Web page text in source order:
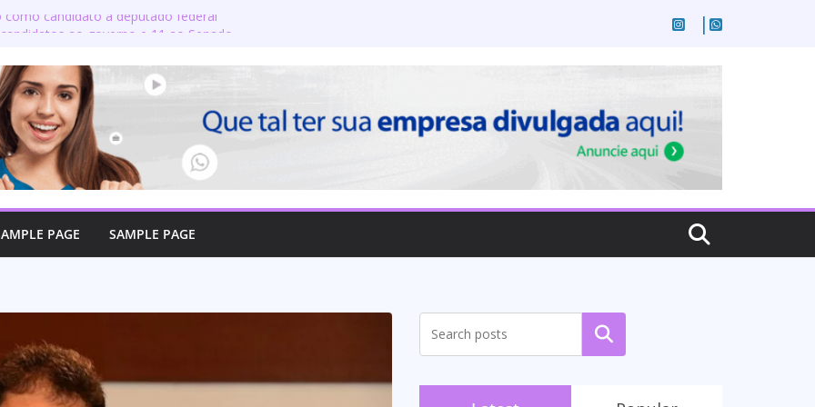
como candidato a deputado federal
e aposentados do Maranhão
posse no Senado e se torna a
Coroatá
candidatura a deputado
com o povo do Maranhão
PAGE SAMPLE PAGE
Pesquisar